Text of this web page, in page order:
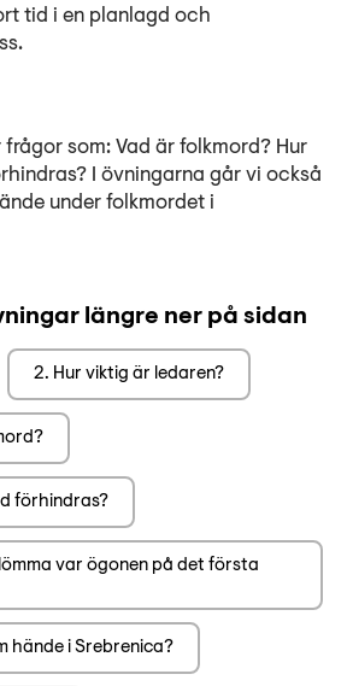
English
tid i en planlagd och
som: Vad är folkmord? Hur
I övningarna går vi också
under folkmordet i
längre ner på sidan
2. Hur viktig är ledaren?
förhindras?
var ögonen på det första
hände i Srebrenica?